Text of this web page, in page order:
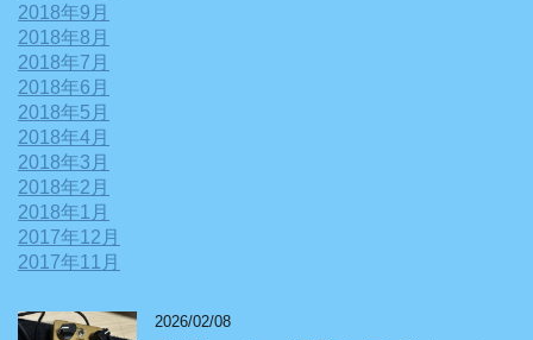
2018年9月
2018年8月
2018年7月
2018年6月
2018年5月
2018年4月
2018年3月
2018年2月
2018年1月
2017年12月
2017年11月
2026/02/08